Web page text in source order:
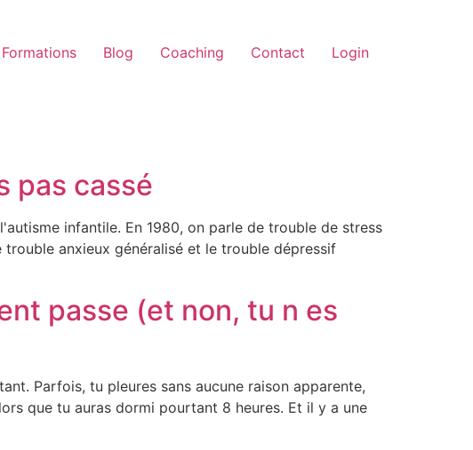
Formations Blog Coaching Contact Login
pas cassé
infantile. En 1980, on parle de trouble de stress
anxieux généralisé et le trouble dépressif
passe (et non, tu n es
Parfois, tu pleures sans aucune raison apparente,
que tu auras dormi pourtant 8 heures. Et il y a une